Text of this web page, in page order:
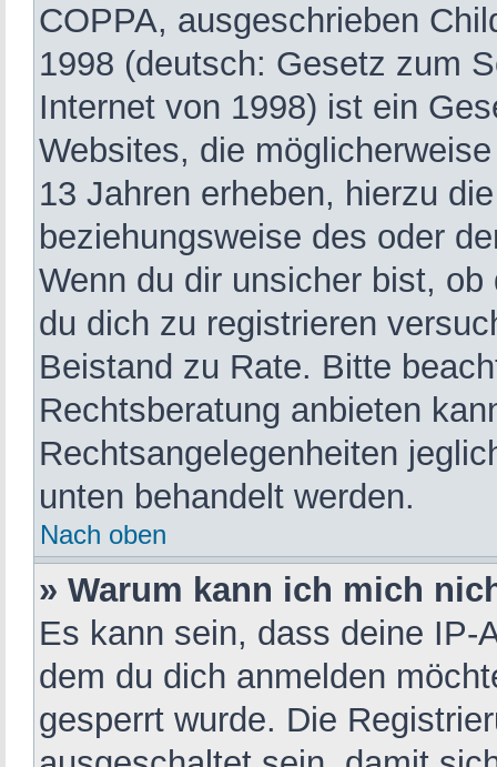
COPPA, ausgeschrieben
1998 (deutsch: Gesetz zum
Internet von 1998) ist ein
Websites, die
13 Jahren erheben, hierzu
beziehungsweise des oder
Wenn du dir unsicher bist,
du dich zu registrieren
Beistand zu Rate. Bitte
Rechtsberatung anbieten
Rechtsangelegenheiten
unten behandelt werden.
Nach oben
» Warum kann ich mich
Es kann sein, dass deine IP-
dem du dich anmelden
gesperrt wurde. Die